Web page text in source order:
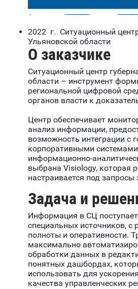
2022 г. Ситуационный
Ульяновской области
О заказчике
Ситуационный центр
области – инструмент
региональной цифровой
органов власти к
Центр обеспечивает
анализ информации,
возможность интеграции с
корпоративными
информационно-
выбрана Visiology, которая
настраивается под запросы
Задача и
Информация в СЦ
специальных источников, с
полноты и оперативности.
максимально
обработки данных в
понятных дашбордах,
использовать для
качества управленческих